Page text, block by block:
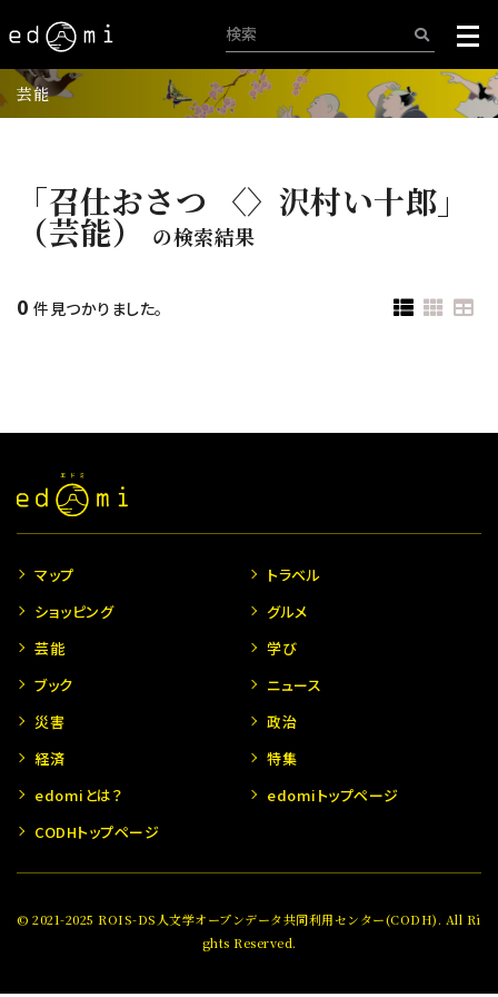
芸能
「召仕おさつ 〈〉沢村い十郎」
（芸能） の検索結果
0 件見つかりました。
マップ
トラベル
ショッピング
グルメ
芸能
学び
ブック
ニュース
災害
政治
経済
特集
edomiとは？
edomiトップページ
CODHトップページ
© 2021-2025 ROIS-DS人文学オープンデータ共同利用センター(CODH). All Ri
ghts Reserved.